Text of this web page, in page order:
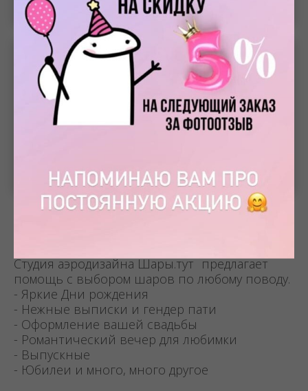
Меня зовут Татьяна, и я рада
Студия аэродизайна Шары.тут предлагает
помощь с выбором шаров по любому поводу.
- Яркие Дни рождения
- Нежные выписки и гендер пати
- Оформление вашей свадьбы
- Романтический вечер для любимки
- Выпускные
- Юбилеи и много, много другое